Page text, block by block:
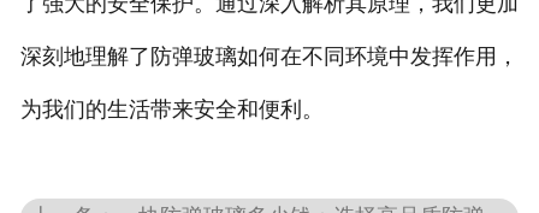
深刻地理解了防弹玻璃如何在不同环境中发挥作用，
为我们的生活带来安全和便利。